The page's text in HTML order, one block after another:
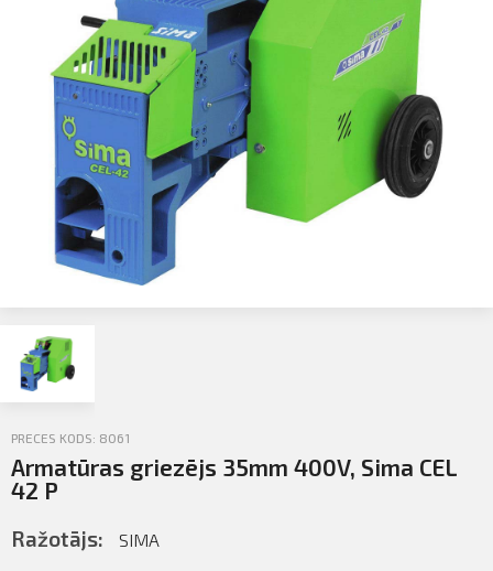
Sazināties
PIETEIKTIES
PRECES KODS: 8061
Armatūras griezējs 35mm 400V, Sima CEL
42 P
Ražotājs: SIMA